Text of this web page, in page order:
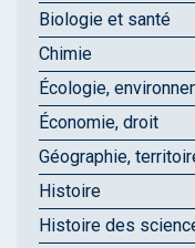
Biologie et santé
Chimie
Écologie,
Économie, droit
Géographie,
Histoire
Histoire des